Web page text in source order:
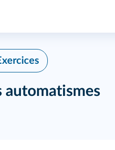
automatismes